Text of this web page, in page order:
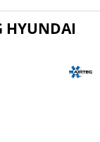
HYUNDAI